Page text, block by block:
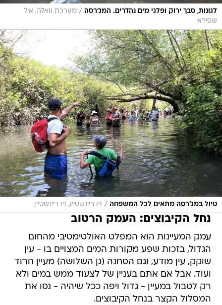
לגונות, סבך ירוק ופלגי מים נהדרים. המג'רסה / מערכת וואלה, איל
שפירא
טיול במג'רסה מתאים לכל המשפחה / זיו ריינשטיין, זיו ריינשטיין
נחל הקיבוצים: העמק הרטוב
עמק המעיינות הוא המפלט האולטימטיבי מהחום
הגדול, בזכות שפע מקורות המים המצויים בו - עין
שוקק, עין מודע, וגם הסחנה (גן השלושה) מעיין חרוד
ועוד. אבל אם אתם בעניין של לצעוד ממש במים ולא
רק לטבול במעיין - גדול ויפה ככל שיהיה - נסו את
המסלול הקצר בנחל הקיבוצים.